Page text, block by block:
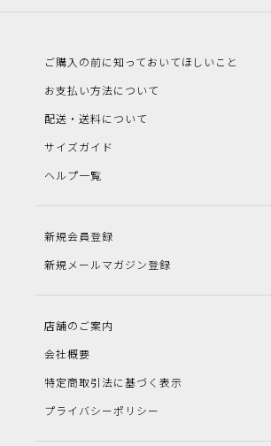
ご購入の前に知っておいてほしいこと
お支払い方法について
配送・送料について
サイズガイド
ヘルプ一覧
新規会員登録
新規メールマガジン登録
店舗のご案内
会社概要
特定商取引法に基づく表示
プライバシーポリシー